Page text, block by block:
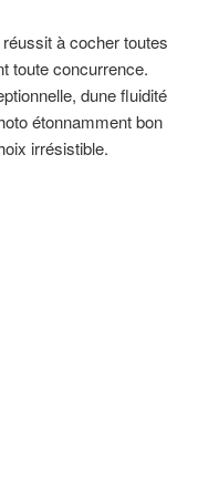
à cocher toutes
toute concurrence.
dune fluidité
étonnamment bon
irrésistible.